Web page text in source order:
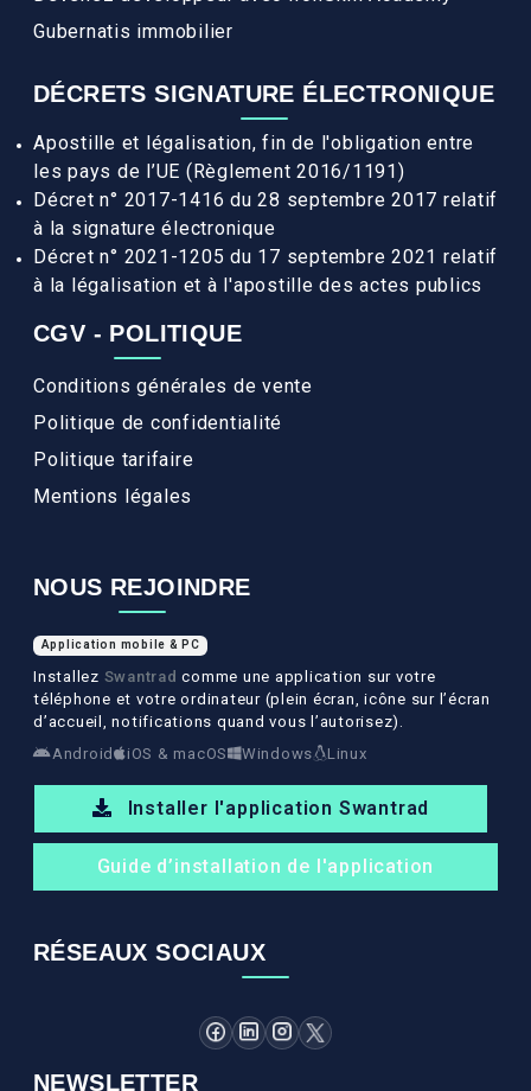
Gubernatis immobilier
DÉCRETS SIGNATURE ÉLECTRONIQUE
Apostille et légalisation, fin de l'obligation entre
les pays de l’UE (Règlement 2016/1191)
Décret n° 2017-1416 du 28 septembre 2017 relatif
à la signature électronique
Décret n° 2021-1205 du 17 septembre 2021 relatif
à la légalisation et à l'apostille des actes publics
CGV - POLITIQUE
Conditions générales de vente
Politique de confidentialité
Politique tarifaire
Mentions légales
NOUS REJOINDRE
Application mobile & PC
Installez Swantrad comme une application sur votre
téléphone et votre ordinateur (plein écran, icône sur l’écran
d’accueil, notifications quand vous l’autorisez).
Android
iOS & macOS Windows Linux
Installer l'application Swantrad
Guide d’installation de l'application
RÉSEAUX SOCIAUX
NEWSLETTER